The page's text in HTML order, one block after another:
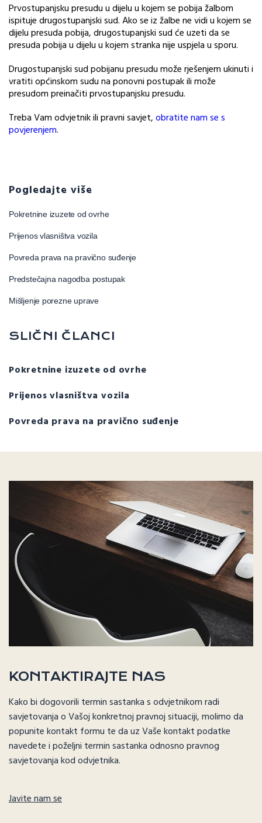
Prvostupanjsku presudu u dijelu u kojem se pobija žalbom
ispituje drugostupanjski sud. Ako se iz žalbe ne vidi u kojem se
dijelu presuda pobija, drugostupanjski sud će uzeti da se
presuda pobija u dijelu u kojem stranka nije uspjela u sporu.
Drugostupanjski sud pobijanu presudu može rješenjem ukinuti i
vratiti općinskom sudu na ponovni postupak ili može
presudom preinačiti prvostupanjsku presudu.
Treba Vam odvjetnik ili pravni savjet,obratite nam se s
povjerenjem.
Pogledajte više
Pokretnine izuzete od ovrhe
Prijenos vlasništva vozila
Povreda prava na pravično suđenje
Predstečajna nagodba postupak
Mišljenje porezne uprave
SLIČNI ČLANCI
Pokretnine izuzete od ovrhe
Prijenos vlasništva vozila
Povreda prava na pravično suđenje
KONTAKTIRAJTE NAS
Kako bi dogovorili termin sastanka s odvjetnikom radi
savjetovanja o Vašoj konkretnoj pravnoj situaciji, molimo da
popunite kontakt formu te da uz Vaše kontakt podatke
navedete i poželjni termin sastanka odnosno pravnog
savjetovanja kod odvjetnika.
Javite nam se